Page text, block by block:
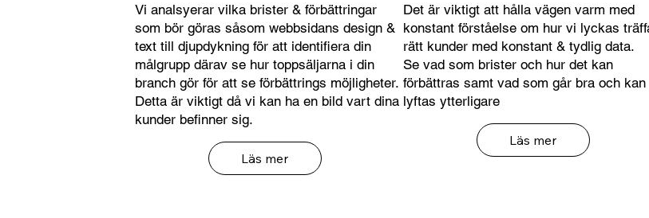
Vi analsyerar vilka brister & förbättringar
som bör göras såsom webbsidans design &
text till djupdykning för att identifiera din
målgrupp därav se hur toppsäljarna i din
branch gör för att se förbättrings möjligheter.
Detta är viktigt då vi kan ha en bild vart dina
kunder befinner sig.
Läs mer
Det är viktigt att hålla vägen varm med
konstant förståelse om hur vi lyckas
rätt kunder med konstant & tydlig data.
Se vad som brister och hur det kan
förbättras samt vad som går bra och kan
lyftas ytterligare
Läs mer